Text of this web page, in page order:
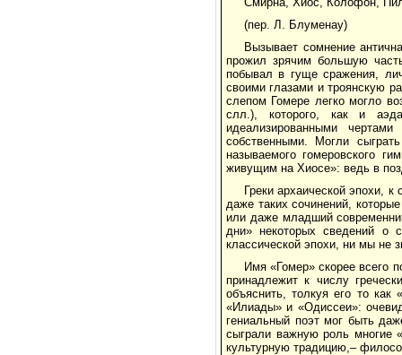
(пер. Л. Блуменау)
Вызывает сомнение
прожил зрячим большую
побывал в гуще сражения,
своими глазами и троянскую
слепом Гомере легко могло
слл.), которого, как и
идеализированными
собственными. Могли
называемого гомеровского
живущим на Хиосе»: ведь в
Греки архаической эпохи,
даже таких сочинений,
или даже младший
дни» некоторых сведений о
классической эпохи, ни мы не
Имя «Гомер» скорее всего
принадлежит к числу
объяснить, толкуя его то
«Илиады» и «Одиссеи»:
гениальный поэт мог быть
сыграли важную роль многие
культурную традицию,–